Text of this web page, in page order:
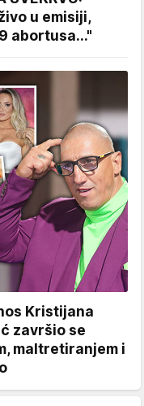
u emisiji,
abortusa..."
Kristijana
završio se
maltretiranjem i